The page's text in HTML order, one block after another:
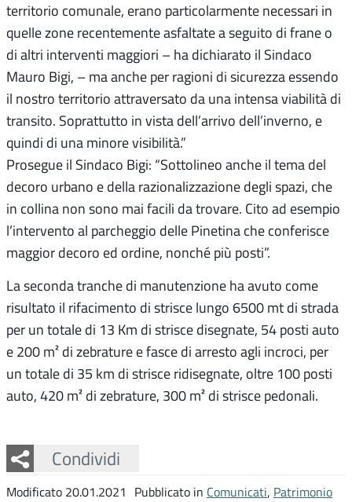
territorio comunale, erano particolarmente necessari in
quelle zone recentemente asfaltate a seguito di frane o
di altri interventi maggiori – ha dichiarato il Sindaco
Mauro Bigi, – ma anche per ragioni di sicurezza essendo
il nostro territorio attraversato da una intensa viabilità di
transito. Soprattutto in vista dell’arrivo dell’inverno, e
quindi di una minore visibilità.”
Prosegue il Sindaco Bigi: “Sottolineo anche il tema del
decoro urbano e della razionalizzazione degli spazi, che
in collina non sono mai facili da trovare. Cito ad esempio
l’intervento al parcheggio delle Pinetina che conferisce
maggior decoro ed ordine, nonché più posti”.
La seconda tranche di manutenzione ha avuto come
risultato il rifacimento di strisce lungo 6500 mt di strada
per un totale di 13 Km di strisce disegnate, 54 posti auto
e 200 m² di zebrature e fasce di arresto agli incroci, per
un totale di 35 km di strisce ridisegnate, oltre 100 posti
auto, 420 m² di zebrature, 300 m² di strisce pedonali.
Condividi
Facebook
Twitter
Whatsapp
Modificato 20.01.2021 Pubblicato in Comunicati, Patrimonio